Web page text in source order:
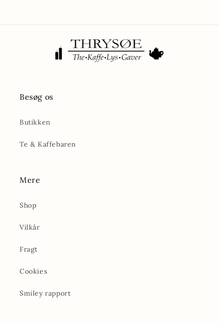
Besøg os
Butikken
Te & Kaffebaren
Mere
Shop
Vilkår
Fragt
Cookies
Smiley rapport